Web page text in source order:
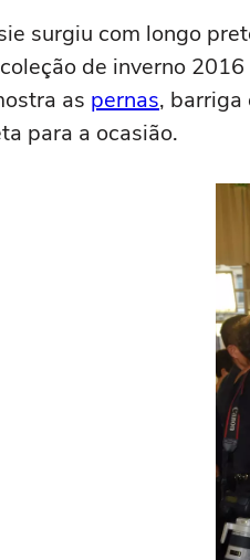
surgiu com longo
de inverno
as pernas, barriga
para a ocasião.